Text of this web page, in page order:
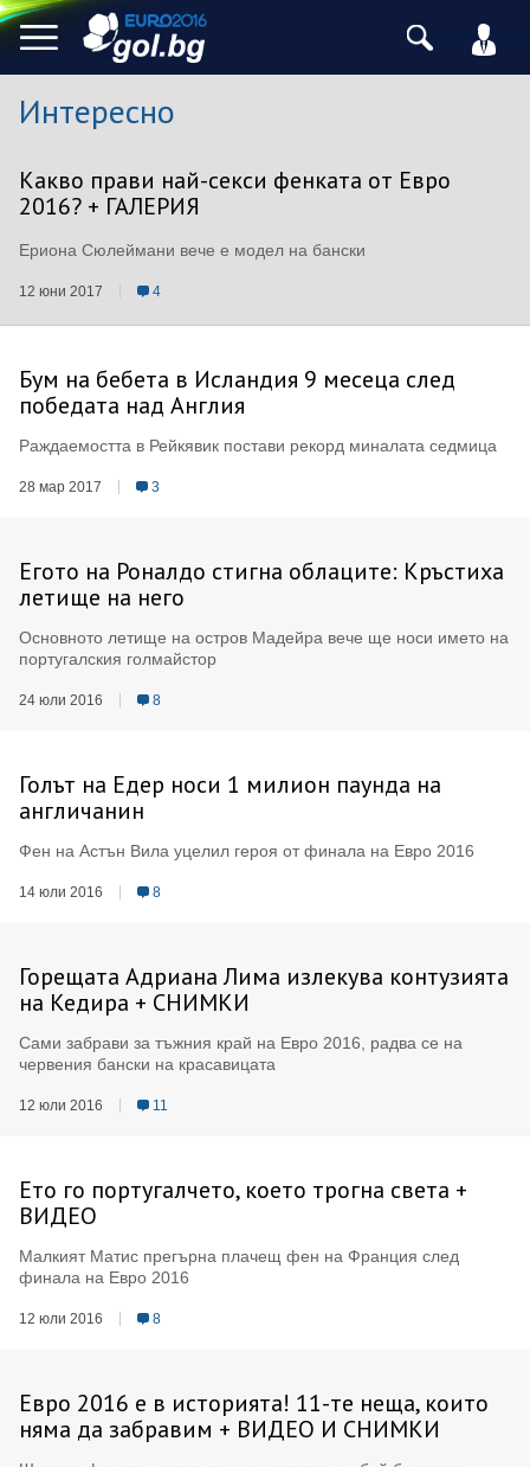
Интересно
Какво прави най-секси фенката от Евро
2016? + ГАЛЕРИЯ
Ериона Сюлеймани вече е модел на бански
12 юни 2017 4
Бум на бебета в Исландия 9 месеца след
победата над Англия
Раждаемостта в Рейкявик постави рекорд миналата седмица
28 мар 2017 3
Егото на Роналдо стигна облаците: Кръстиха
летище на него
Основното летище на остров Мадейра вече ще носи името на
португалския голмайстор
24 юли 2016 8
Голът на Едер носи 1 милион паунда на
англичанин
Фен на Астън Вила уцелил героя от финала на Евро 2016
14 юли 2016 8
Горещата Адриана Лима излекува контузията
на Кедира + СНИМКИ
Сами забрави за тъжния край на Евро 2016, радва се на
червения бански на красавицата
12 юли 2016 11
Ето го португалчето, което трогна света +
ВИДЕО
Малкият Матис прегърна плачещ фен на Франция след
финала на Евро 2016
12 юли 2016 8
Евро 2016 е в историята! 11-те неща, които
няма да забравим + ВИДЕО И СНИМКИ